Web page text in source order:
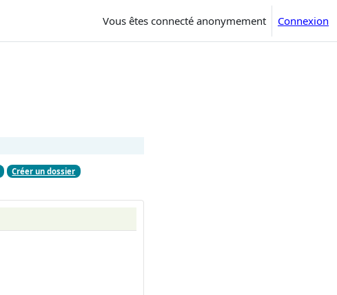
Vous êtes connecté anonymement Connexion
Créer un dossier